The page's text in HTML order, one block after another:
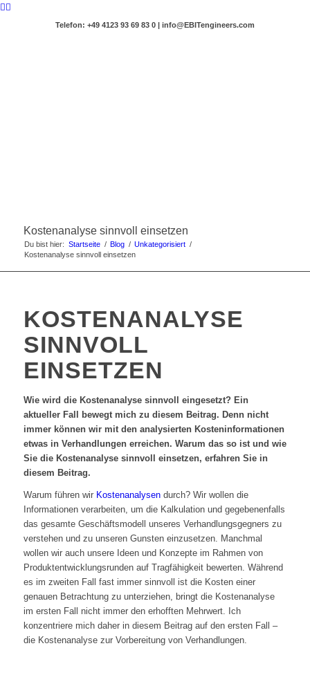
Telefon: +49 4123 93 69 83 0 | info@EBITengineers.com
Kostenanalyse sinnvoll einsetzen
Du bist hier: Startseite / Blog / Unkategorisiert /
Kostenanalyse sinnvoll einsetzen
KOSTENANALYSE
SINNVOLL
EINSETZEN
Wie wird die Kostenanalyse sinnvoll eingesetzt? Ein
aktueller Fall bewegt mich zu diesem Beitrag. Denn nicht
immer können wir mit den analysierten Kosteninformationen
etwas in Verhandlungen erreichen. Warum das so ist und wie
Sie die Kostenanalyse sinnvoll einsetzen, erfahren Sie in
diesem Beitrag.
Warum führen wir Kostenanalysen durch? Wir wollen die
Informationen verarbeiten, um die Kalkulation und gegebenenfalls
das gesamte Geschäftsmodell unseres Verhandlungsgegners zu
verstehen und zu unseren Gunsten einzusetzen. Manchmal
wollen wir auch unsere Ideen und Konzepte im Rahmen von
Produktentwicklungsrunden auf Tragfähigkeit bewerten. Während
es im zweiten Fall fast immer sinnvoll ist die Kosten einer
genauen Betrachtung zu unterziehen, bringt die Kostenanalyse
im ersten Fall nicht immer den erhofften Mehrwert. Ich
konzentriere mich daher in diesem Beitrag auf den ersten Fall –
die Kostenanalyse zur Vorbereitung von Verhandlungen.